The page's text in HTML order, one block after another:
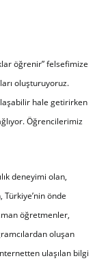
öğrenir” felsefimize
oluşturuyoruz.
hale getirirken
Öğrencilerimiz
deneyimi olan,
önde
öğretmenler,
oluşan
ulaşılan bilgi